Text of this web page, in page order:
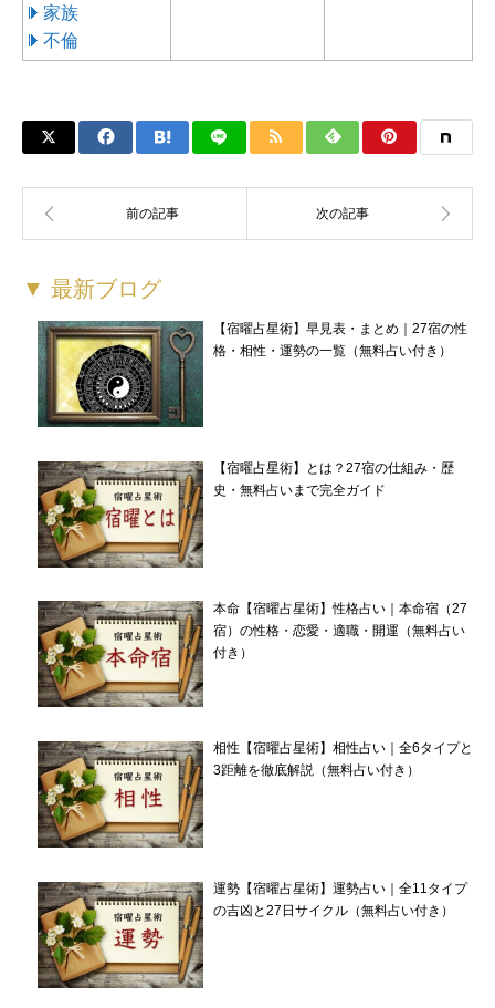
家族
不倫
▼ 最新ブログ
【宿曜占星術】早見表・まとめ｜27宿の性
格・相性・運勢の一覧（無料占い付き）
【宿曜占星術】とは？27宿の仕組み・歴
史・無料占いまで完全ガイド
本命【宿曜占星術】性格占い｜本命宿（27
宿）の性格・恋愛・適職・開運（無料占い
付き）
相性【宿曜占星術】相性占い｜全6タイプと
3距離を徹底解説（無料占い付き）
運勢【宿曜占星術】運勢占い｜全11タイプ
の吉凶と27日サイクル（無料占い付き）